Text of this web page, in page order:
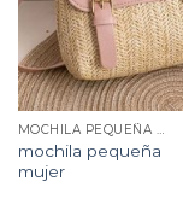
MOCHILA PEQUEÑA MUJER
mochila pequeña
mujer